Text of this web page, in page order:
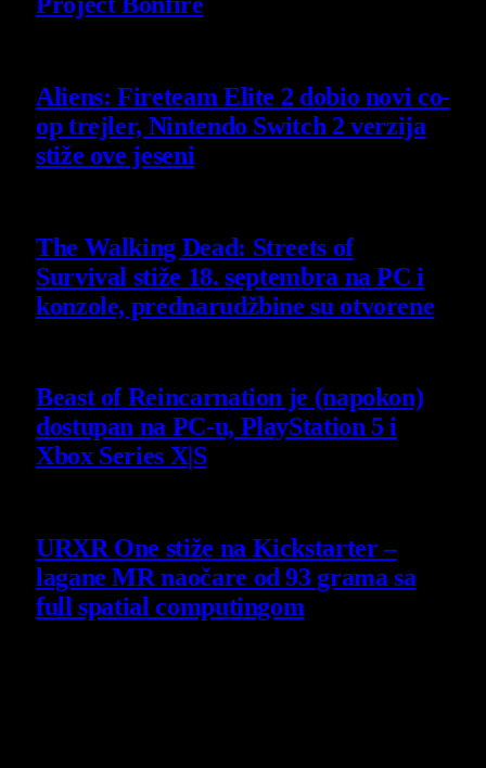
Aliens: Fireteam Elite 2 dobio novi co-
op trejler, Nintendo Switch 2 verzija
stiže ove jeseni
The Walking Dead: Streets of
Survival stiže 18. septembra na PC i
konzole, prednarudžbine su otvorene
Beast of Reincarnation je (napokon)
dostupan na PC-u, PlayStation 5 i
Xbox Series X|S
URXR One stiže na Kickstarter –
lagane MR naočare od 93 grama sa
full spatial computingom